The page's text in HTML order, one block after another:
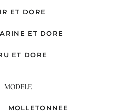
ET DORE
ET DORE
ET DORE
MODELE
MOLLETONNEE